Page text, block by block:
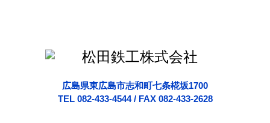
広島県東広島市志和町七条椛坂1700
TEL 082-433-4544 / FAX 082-433-2628